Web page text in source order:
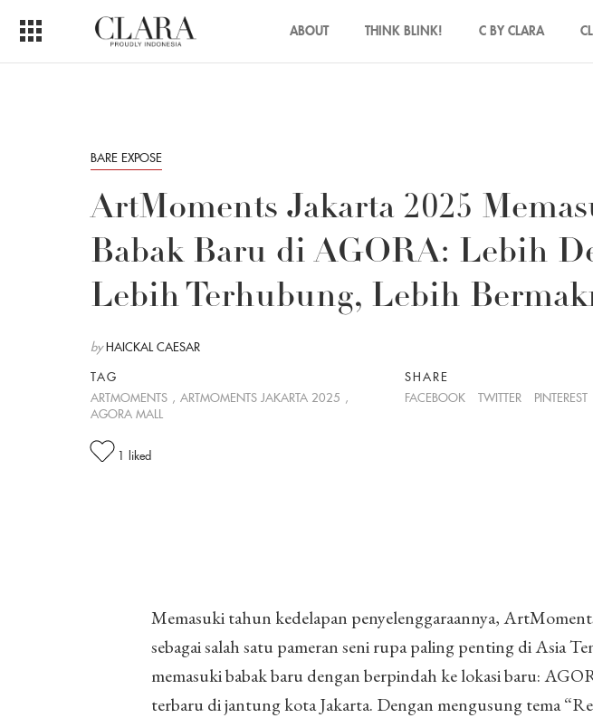
ABOUT THINK BLINK! C BY CLARA
BARE EXPOSE
ArtMoments Jakarta 2025
Babak Baru di AGORA: Lebih
Lebih Terhubung, Lebih
by HAICKAL CAESAR
TAG
ARTMOMENTS , ARTMOMENTS JAKARTA 2025 ,
AGORA MALL
SHARE
FACEBOOK
TWITTER PINTEREST
1 liked
Memasuki tahun kedelapan penyelenggaraannya,
sebagai salah satu pameran seni rupa paling penting di Asia
memasuki babak baru dengan berpindah ke lokasi baru:
terbaru di jantung kota Jakarta. Dengan mengusung tema